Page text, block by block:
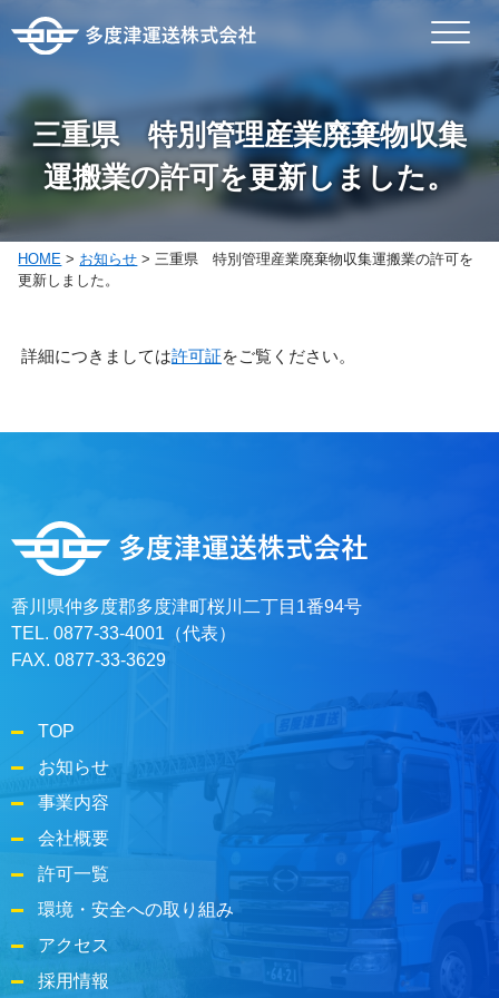
三重県 特別管理産業廃棄物収集
運搬業の許可を更新しました。
HOME > お知らせ >三重県 特別管理産業廃棄物収集運搬業の許可を
更新しました。
詳細につきましては許可証をご覧ください。
香川県仲多度郡多度津町桜川二丁目1番94号
TEL. 0877-33-4001（代表）
FAX. 0877-33-3629
TOP
お知らせ
事業内容
会社概要
許可一覧
環境・安全への取り組み
アクセス
採用情報